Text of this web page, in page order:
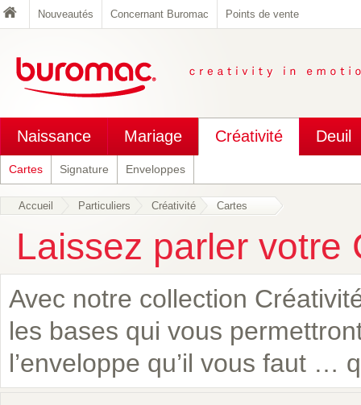
Nouveautés Concernant Buromac Points de vente
Naissance Mariage Créativité Deuil
Cartes Signature Enveloppes
Accueil Particuliers Créativité Cartes
Laissez parler votre
Avec notre collection
les bases qui vous
l’enveloppe qu’il vous faut …